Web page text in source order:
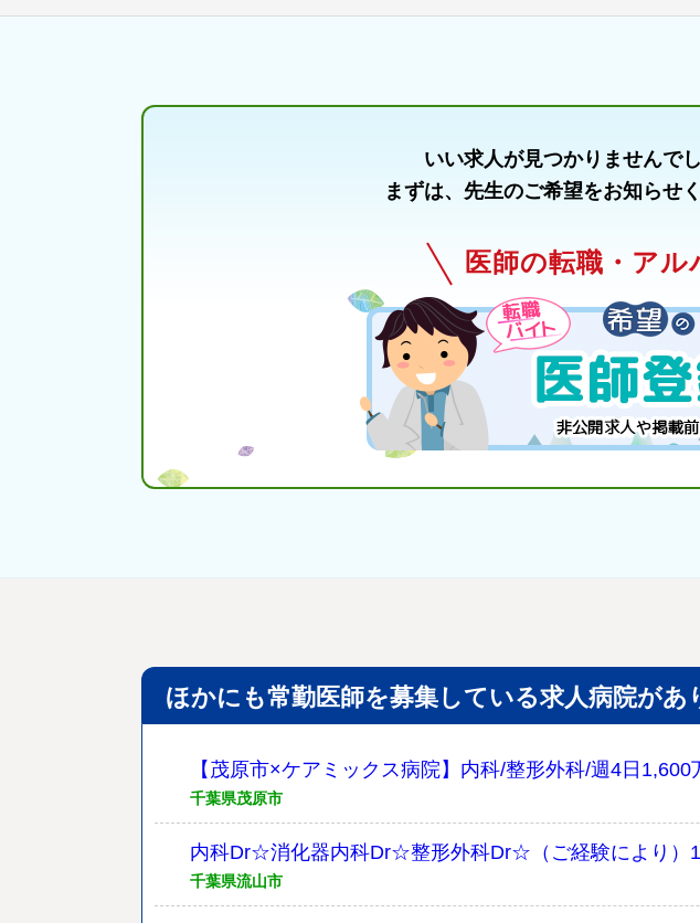
いい求人が見つかりませんで
まずは、先生のご希望をお知らせ
医師の転職・ア
ほかにも常勤医師を募集している求人病院があ
【茂原市×ケアミックス病院】内科/整形外科/週4日1,600
千葉県茂原市
内科Dr☆消化器内科Dr☆整形外科Dr☆（ご経験により）
千葉県流山市